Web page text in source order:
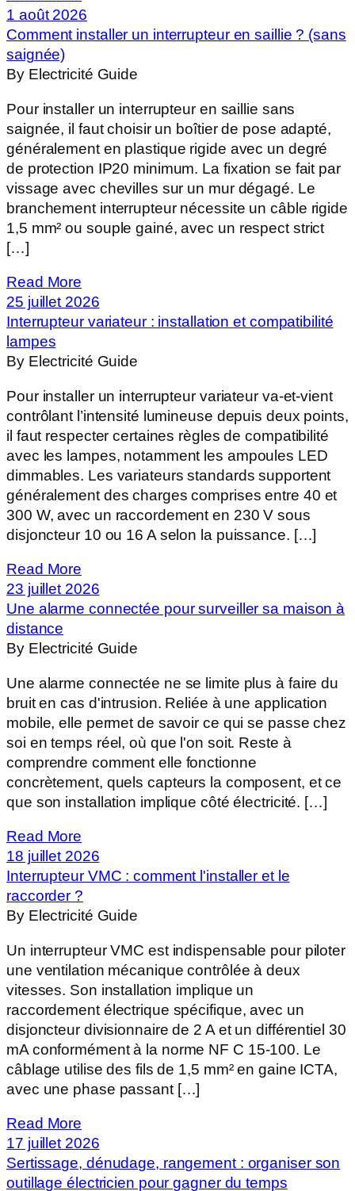
1 août 2026
Comment installer un interrupteur en saillie ? (sans
saignée)
By Electricité Guide
Pour installer un interrupteur en saillie sans
saignée, il faut choisir un boîtier de pose adapté,
généralement en plastique rigide avec un degré
de protection IP20 minimum. La fixation se fait par
vissage avec chevilles sur un mur dégagé. Le
branchement interrupteur nécessite un câble rigide
1,5 mm² ou souple gainé, avec un respect strict
[…]
Read More
25 juillet 2026
Interrupteur variateur : installation et compatibilité
lampes
By Electricité Guide
Pour installer un interrupteur variateur va-et-vient
contrôlant l’intensité lumineuse depuis deux points,
il faut respecter certaines règles de compatibilité
avec les lampes, notamment les ampoules LED
dimmables. Les variateurs standards supportent
généralement des charges comprises entre 40 et
300 W, avec un raccordement en 230 V sous
disjoncteur 10 ou 16 A selon la puissance. […]
Read More
23 juillet 2026
Une alarme connectée pour surveiller sa maison à
distance
By Electricité Guide
Une alarme connectée ne se limite plus à faire du
bruit en cas d'intrusion. Reliée à une application
mobile, elle permet de savoir ce qui se passe chez
soi en temps réel, où que l'on soit. Reste à
comprendre comment elle fonctionne
concrètement, quels capteurs la composent, et ce
que son installation implique côté électricité. […]
Read More
18 juillet 2026
Interrupteur VMC : comment l'installer et le
raccorder ?
By Electricité Guide
Un interrupteur VMC est indispensable pour piloter
une ventilation mécanique contrôlée à deux
vitesses. Son installation implique un
raccordement électrique spécifique, avec un
disjoncteur divisionnaire de 2 A et un différentiel 30
mA conformément à la norme NF C 15-100. Le
câblage utilise des fils de 1,5 mm² en gaine ICTA,
avec une phase passant […]
Read More
17 juillet 2026
Sertissage, dénudage, rangement : organiser son
outillage électricien pour gagner du temps